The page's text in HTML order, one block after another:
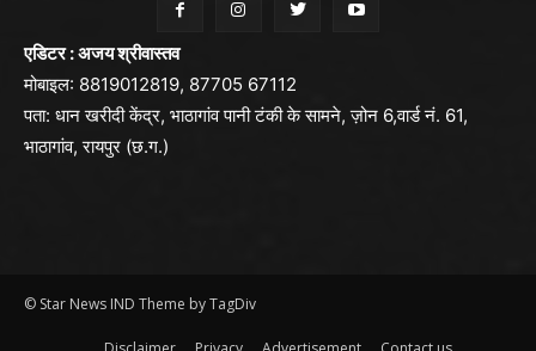
एडिटर : अजय श्रीवास्तव
मोबाइल: 8819012819, 87705 67112
पता: धान खरीदी केंद्र, भाठागांव पानी टंकी के सामने, ज़ोन 6,वार्ड नं. 61,
भाठागांव, रायपुर (छ.ग.)
© Star News IND Theme by TagDiv